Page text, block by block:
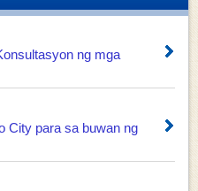
ng mga
City para sa buwan ng